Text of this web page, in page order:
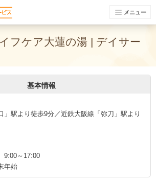
メニュー
フケア大蓮の湯 | デイサー
基本情報
」駅より徒歩9分／近鉄大阪線「弥刀」駅より
9:00～17:00
年始